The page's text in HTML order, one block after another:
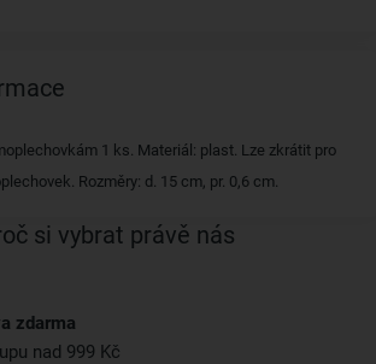
1 ks. Materiál: plast. Lze zkrátit pro
Rozměry: d. 15 cm, pr. 0,6 cm.
si vybrat právě nás
zdarma
nad 999 Kč